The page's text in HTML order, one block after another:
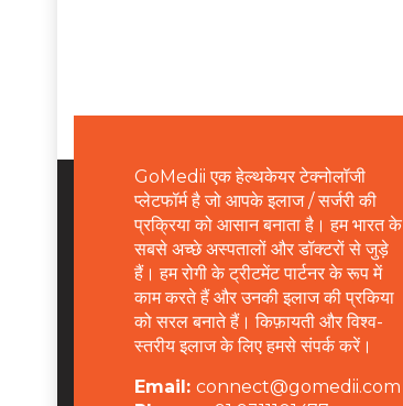
GoMedii एक हेल्थकेयर टेक्नोलॉजी
प्लेटफॉर्म है जो आपके इलाज / सर्जरी की
प्रक्रिया को आसान बनाता है। हम भारत के
सबसे अच्छे अस्पतालों और डॉक्टरों से जुड़े
हैं। हम रोगी के ट्रीटमेंट पार्टनर के रूप में
काम करते हैं और उनकी इलाज की प्रकिया
को सरल बनाते हैं। किफ़ायती और विश्व-
स्तरीय इलाज के लिए हमसे संपर्क करें।
Email: connect@gomedii.com